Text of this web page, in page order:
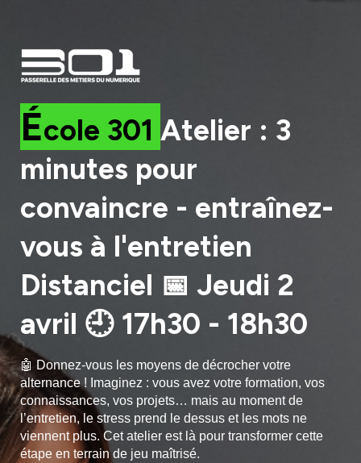
École 301 Atelier : 3
minutes pour
convaincre - entraînez-
vous à l'entretien
Distanciel 📅 Jeudi 2
avril 🕘 17h30 - 18h30
🤖 Donnez-vous les moyens de décrocher votre
alternance ! Imaginez : vous avez votre formation, vos
connaissances, vos projets… mais au moment de
l’entretien, le stress prend le dessus et les mots ne
viennent plus. Cet atelier est là pour transformer cette
étape en terrain de jeu maîtrisé.